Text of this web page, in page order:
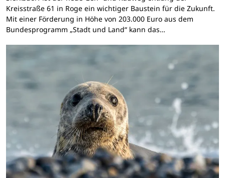
Kreisstraße 61 in Roge ein wichtiger Baustein für die Zukunft.
Mit einer Förderung in Höhe von 203.000 Euro aus dem
Bundesprogramm „Stadt und Land“ kann das…